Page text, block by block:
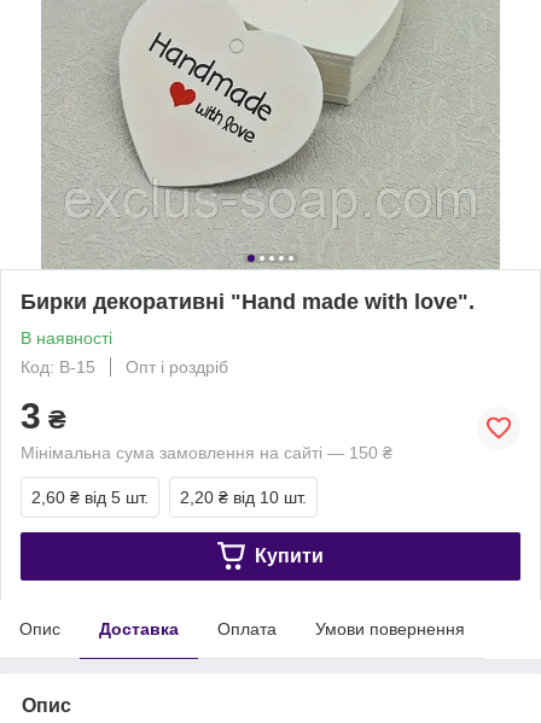
Бирки декоративні "Hand made with love".
В наявності
Код: В-15
Опт і роздріб
3 ₴
Мінімальна сума замовлення на сайті — 150 ₴
2,60 ₴ від 5 шт. 2,20 ₴ від 10 шт.
Купити
Опис Доставка Оплата Умови повернення
Опис